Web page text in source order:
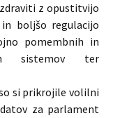
z opustitvijo
boljšo regulacijo
pomembnih in
sistemov ter
si prikrojile volilni
za parlament